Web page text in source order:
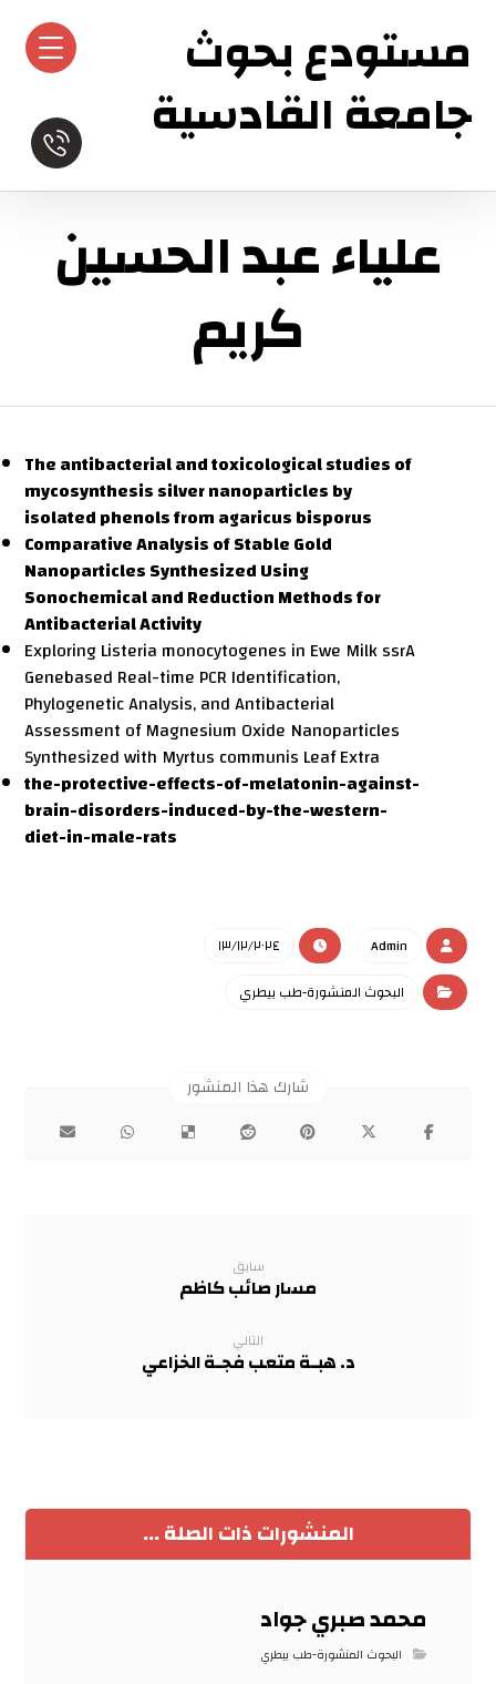
مستودع بحوث
جامعة القادسية
علياء عبد الحسين
كريم
The antibacterial and toxicological studies of
mycosynthesis silver nanoparticles by
isolated phenols from agaricus bisporus
Comparative Analysis of Stable Gold
Nanoparticles Synthesized Using
Sonochemical and Reduction Methods for
Antibacterial Activity
Exploring Listeria monocytogenes in Ewe Milk ssrA
Genebased Real-time PCR Identification,
Phylogenetic Analysis, and Antibacterial
Assessment of Magnesium Oxide Nanoparticles
Synthesized with Myrtus communis Leaf Extra
the-protective-effects-of-melatonin-against-
brain-disorders-induced-by-the-western-
diet-in-male-rats
Admin
١٣/١٢/٢٠٢٤
البحوث المنشورة-طب بيطري
سابق
مسار صائب كاظم
التالي
د. هبـة متعب فجـة الخزاعي
المنشورات ذات الصلة ...
محمد صبري جواد
البحوث المنشورة-طب بيطري